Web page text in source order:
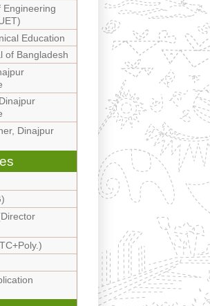
Engineering
Education
of Bangladesh
Dinajpur